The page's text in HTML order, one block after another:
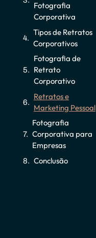
Fotografia
Corporativa
Tipos de Retratos
Corporativos
Fotografia de
Retrato
Corporativo
Retratos e
Marketing Pessoal
Fotografia
Corporativa para
Empresas
Conclusão